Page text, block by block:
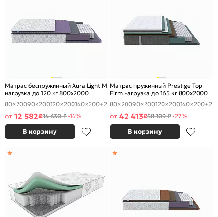
Матрас беспружинный Aura Light M
нагрузка до 120 кг 800x2000
80×20090×200120×200140×200+2
от 12 582₽14 630 ₽-14%
В корзину
Матрас пружинный Prestige Top
Firm нагрузка до 165 кг 800x2000
80×20090×200120×200140×200+2
от 42 413₽58 100 ₽-27%
В корзину